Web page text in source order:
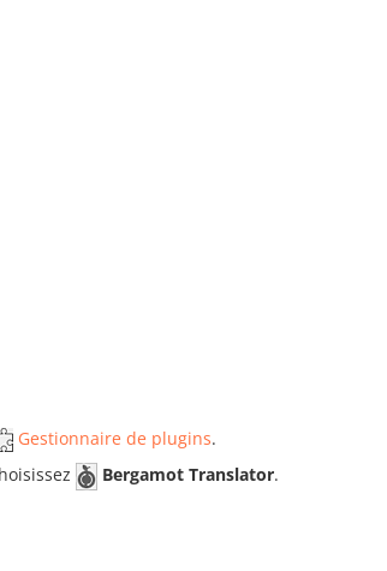
Gestionnaire de plugins.
Bergamot Translator.